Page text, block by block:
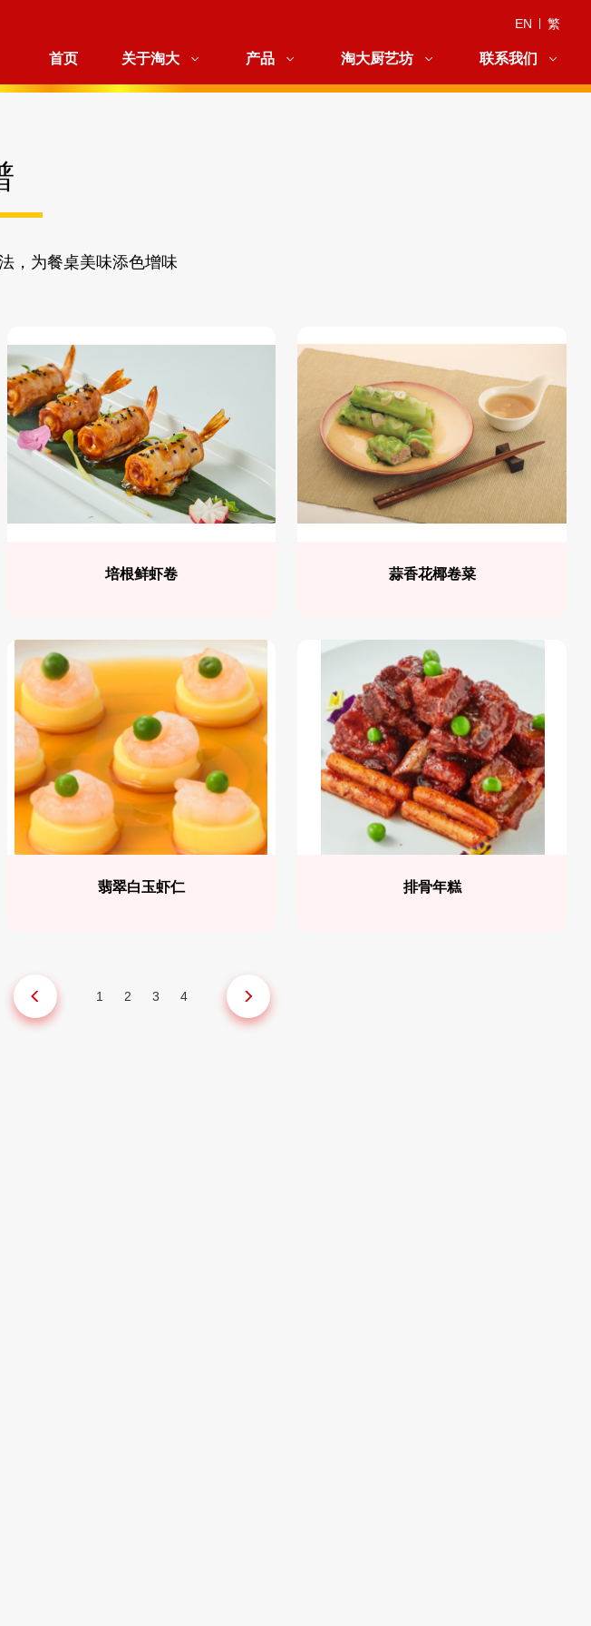
EN 繁
首页 关于淘大 产品 淘大厨艺坊 联系我们
，为餐桌美味添色增味
培根鲜虾卷 蒜香花椰卷菜
翡翠白玉虾仁 排骨年糕
1 2 3 4